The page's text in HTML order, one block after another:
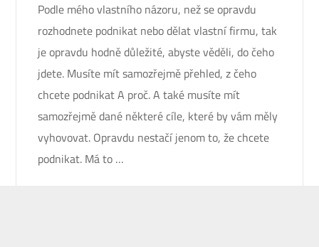
Podle mého vlastního názoru, než se opravdu
rozhodnete podnikat nebo dělat vlastní firmu, tak
je opravdu hodně důležité, abyste věděli, do čeho
jdete. Musíte mít samozřejmě přehled, z čeho
chcete podnikat A proč. A také musíte mít
samozřejmě dané některé cíle, které by vám měly
vyhovovat. Opravdu nestačí jenom to, že chcete
podnikat. Má to …